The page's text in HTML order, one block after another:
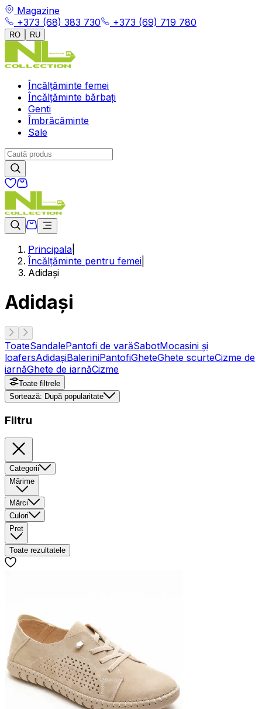
Magazine
+373 (68) 383 730
+373 (69) 719 780
RO RU
Încălțăminte femei
Încălțăminte bărbați
Genti
Îmbrăcăminte
Sale
Principala
Încălțăminte pentru femei
Adidași
Adidași
ToateSandalePantofi de varăSabotMocasini și
loafersAdidașiBaleriniPantofiGheteGhete scurteCizme de
iarnăGhete de iarnăCizme
Toate filtrele
Sortează: După popularitate
Filtru
Categorii
Mărime
Mărci
Culori
Preț
Toate rezultatele